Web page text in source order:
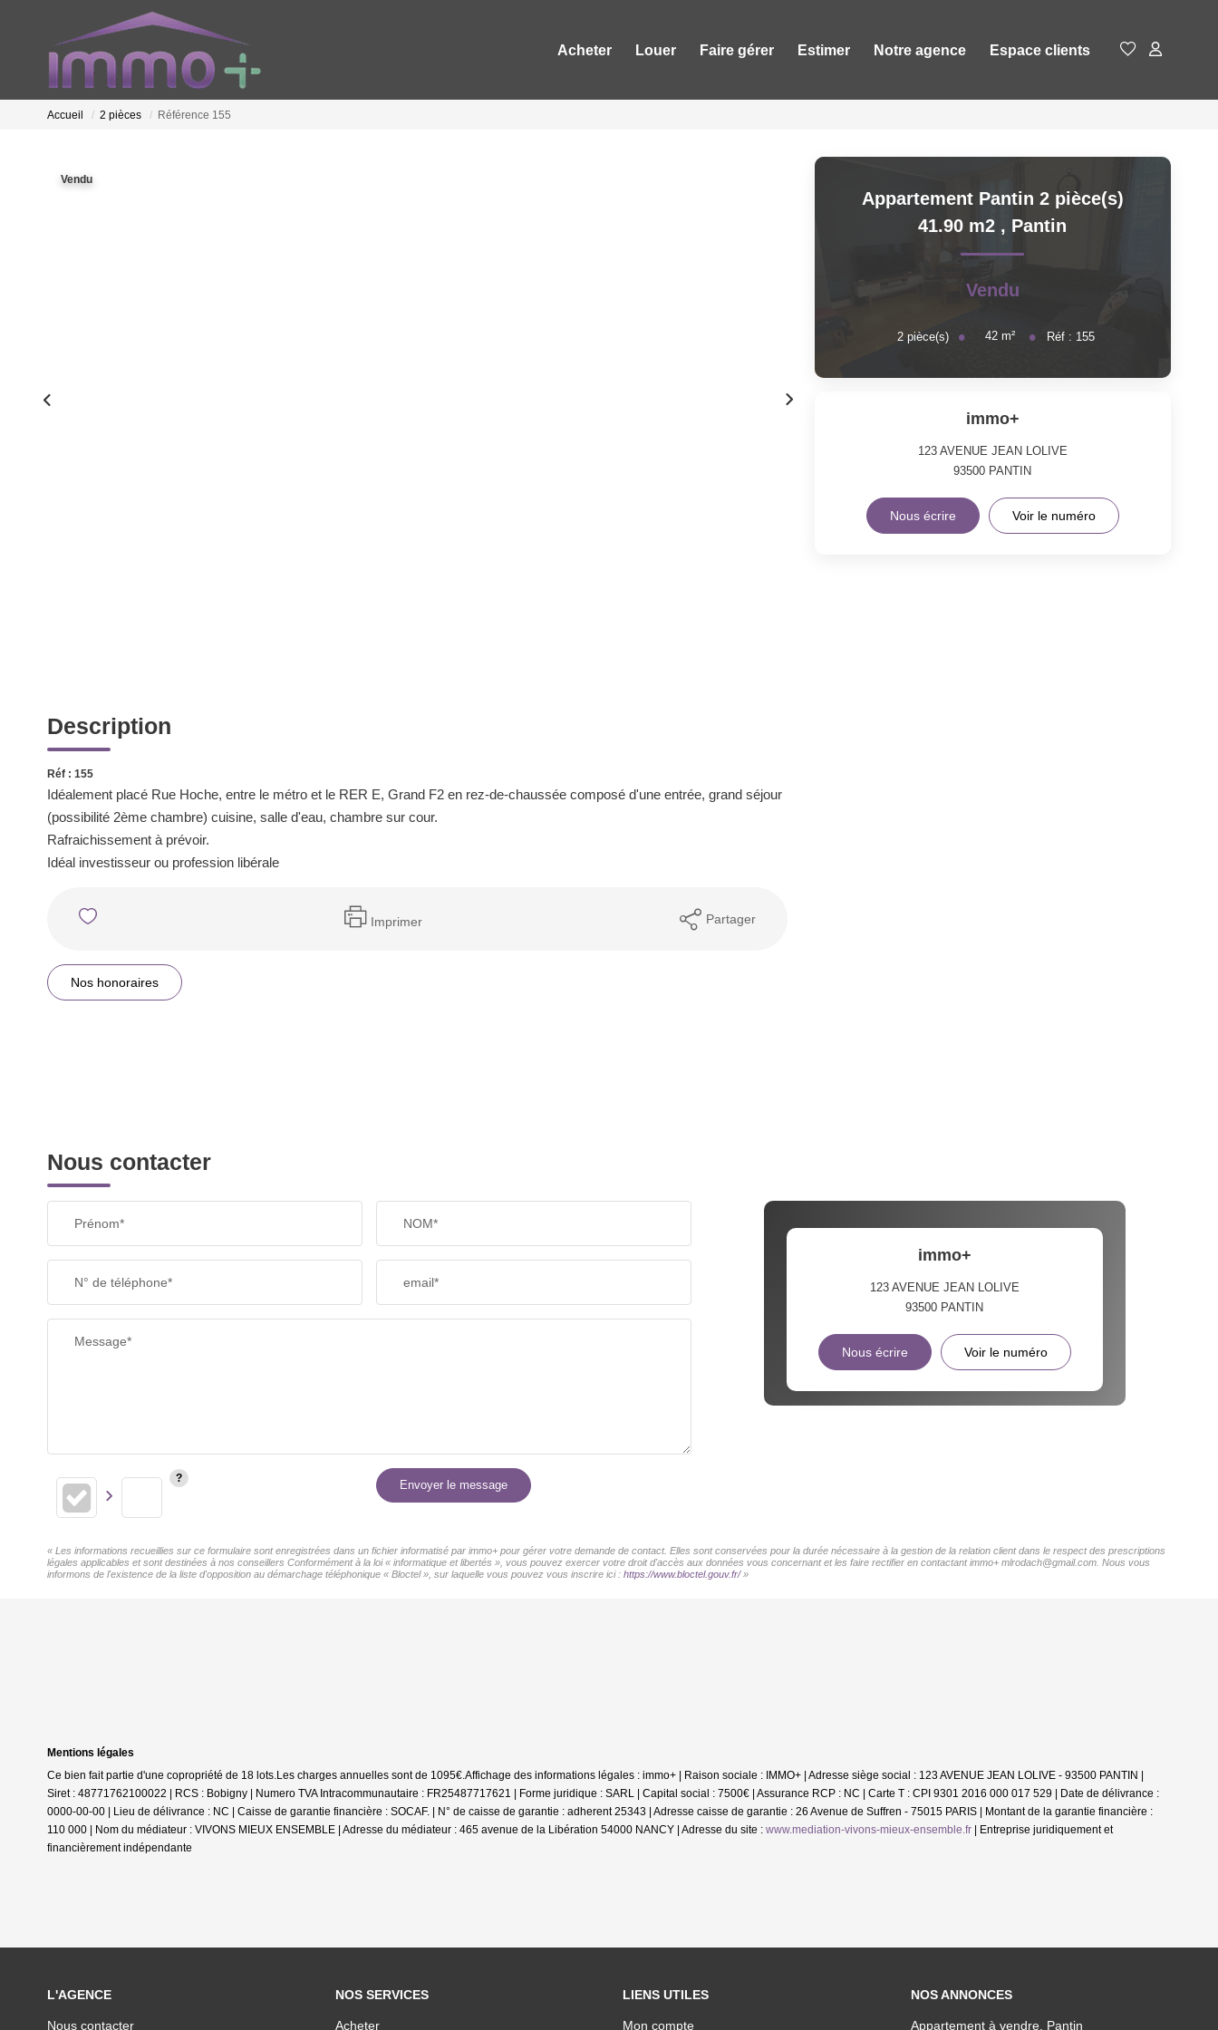
Acheter Louer Faire gérer Estimer Notre agence Espace clients
Accueil 2 pièces Référence 155
Vendu
Description
Réf : 155
Idéalement placé Rue Hoche, entre le métro et le RER E, Grand F2 en rez-de-chaussée composé d'une entrée, grand séjour
(possibilité 2ème chambre) cuisine, salle d'eau, chambre sur cour.
Rafraichissement à prévoir.
Idéal investisseur ou profession libérale
Imprimer Partager
Nos honoraires
Appartement Pantin 2 pièce(s)
41.90 m2 , Pantin
Vendu
2pièce(s) 42m² Réf : 155
immo+
123 AVENUE JEAN LOLIVE
93500 PANTIN
Nous écrire Voir le numéro
Nous contacter
Prénom* NOM*
N° de téléphone* email*
Message*
Envoyer le message
immo+
123 AVENUE JEAN LOLIVE
93500 PANTIN
Nous écrire Voir le numéro
« Les informations recueillies sur ce formulaire sont enregistrées dans un fichier informatisé par immo+ pour gérer votre demande de contact. Elles sont conservées pour la durée nécessaire à la gestion de la relation client dans le respect des prescriptions
légales applicables et sont destinées à nos conseillers Conformément à la loi « informatique et libertés », vous pouvez exercer votre droit d'accès aux données vous concernant et les faire rectifier en contactant immo+ mlrodach@gmail.com. Nous vous
informons de l'existence de la liste d'opposition au démarchage téléphonique « Bloctel », sur laquelle vous pouvez vous inscrire ici : https://www.bloctel.gouv.fr/»
Mentions légales
Ce bien fait partie d'une copropriété de 18 lots.Les charges annuelles sont de 1095€.Affichage des informations légales : immo+ | Raison sociale : IMMO+ | Adresse siège social : 123 AVENUE JEAN LOLIVE - 93500 PANTIN |
Siret : 48771762100022 | RCS : Bobigny | Numero TVA Intracommunautaire : FR25487717621 | Forme juridique : SARL | Capital social : 7500€ | Assurance RCP : NC | Carte T : CPI 9301 2016 000 017 529 | Date de délivrance :
0000-00-00 | Lieu de délivrance : NC | Caisse de garantie financière : SOCAF. | N° de caisse de garantie : adherent 25343 | Adresse caisse de garantie : 26 Avenue de Suffren - 75015 PARIS | Montant de la garantie financière :
110 000 | Nom du médiateur : VIVONS MIEUX ENSEMBLE | Adresse du médiateur : 465 avenue de la Libération 54000 NANCY | Adresse du site : www.mediation-vivons-mieux-ensemble.fr
Entreprise juridiquement et
financièrement indépendante
L'AGENCE
Nous contacter
NOS SERVICES
Acheter
LIENS UTILES
Mon compte
NOS ANNONCES
Appartement à vendre, Pantin